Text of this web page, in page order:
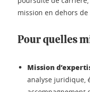
mission en dehors
Pour quelles
Mission
analyse juridique,